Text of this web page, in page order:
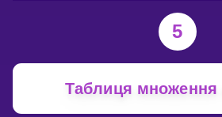
5
Таблиця множення